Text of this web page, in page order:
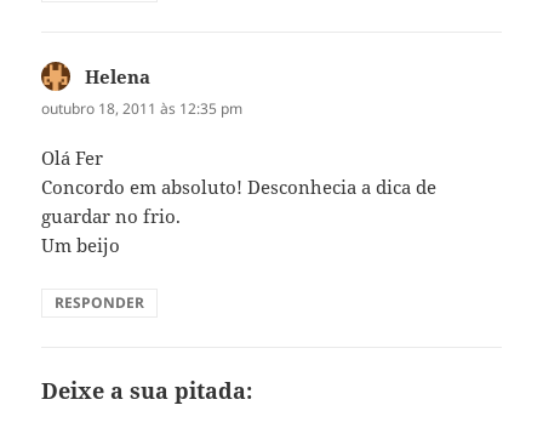
Helena
outubro 18, 2011 às 12:35 pm
Olá Fer
Concordo em absoluto! Desconhecia a dica de
guardar no frio.
Um beijo
RESPONDER
Deixe a sua pitada: